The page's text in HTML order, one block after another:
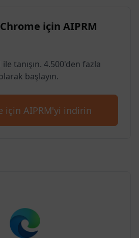
için AIPRM
tanışın. 4.500'den fazla
başlayın.
için AIPRM'yi indirin